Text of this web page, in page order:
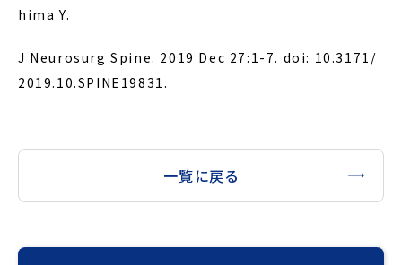
hima Y.
J Neurosurg Spine. 2019 Dec 27:1-7. doi: 10.3171/
2019.10.SPINE19831.
一覧に戻る